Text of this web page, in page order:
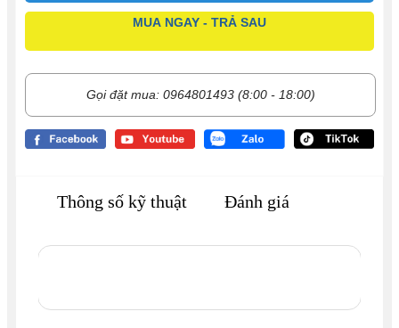
MUA NGAY - TRẢ SAU
Gọi đặt mua: 0964801493 (8:00 - 18:00)
Thông số kỹ thuật Đánh giá